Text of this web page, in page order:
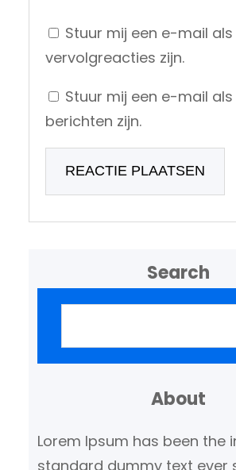
Stuur mij een e-mail als
vervolgreacties zijn.
Stuur mij een e-mail
berichten zijn.
Search
About
Lorem Ipsum has been the
standard dummy text ever